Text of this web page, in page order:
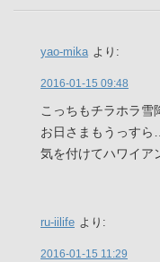
yao-mika より:
2016-01-15 09:48
こっちもチラホラ雪
お日さまもうっすら
気を付けてハワイア
ru-iilife より:
2016-01-15 11:29